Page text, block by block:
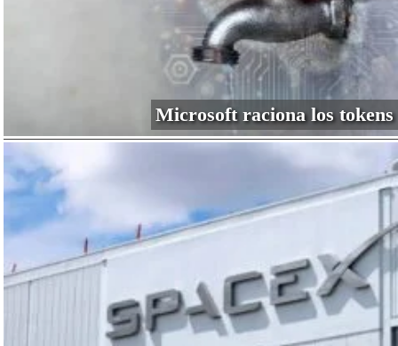
Microsoft raciona los tokens